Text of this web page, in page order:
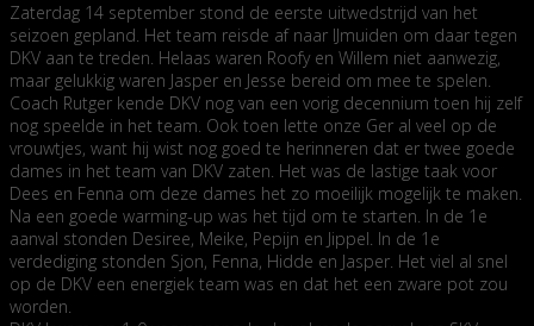
Zaterdag 14 september stond de eerste uitwedstrijd van het
seizoen gepland. Het team reisde af naar IJmuiden om daar tegen
DKV aan te treden. Helaas waren Roofy en Willem niet aanwezig,
maar gelukkig waren Jasper en Jesse bereid om mee te spelen.
Coach Rutger kende DKV nog van een vorig decennium toen hij zelf
nog speelde in het team. Ook toen lette onze Ger al veel op de
vrouwtjes, want hij wist nog goed te herinneren dat er twee goede
dames in het team van DKV zaten. Het was de lastige taak voor
Dees en Fenna om deze dames het zo moeilijk mogelijk te maken.
Na een goede warming-up was het tijd om te starten. In de 1e
aanval stonden Desiree, Meike, Pepijn en Jippel. In de 1e
verdediging stonden Sjon, Fenna, Hidde en Jasper. Het viel al snel
op de DKV een energiek team was en dat het een zware pot zou
worden.